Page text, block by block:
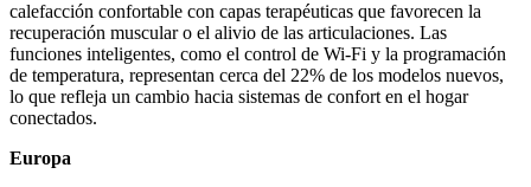
calefacción confortable con capas terapéuticas que favorecen la
recuperación muscular o el alivio de las articulaciones. Las
funciones inteligentes, como el control de Wi-Fi y la programación
de temperatura, representan cerca del 22% de los modelos nuevos,
lo que refleja un cambio hacia sistemas de confort en el hogar
conectados.
Europa